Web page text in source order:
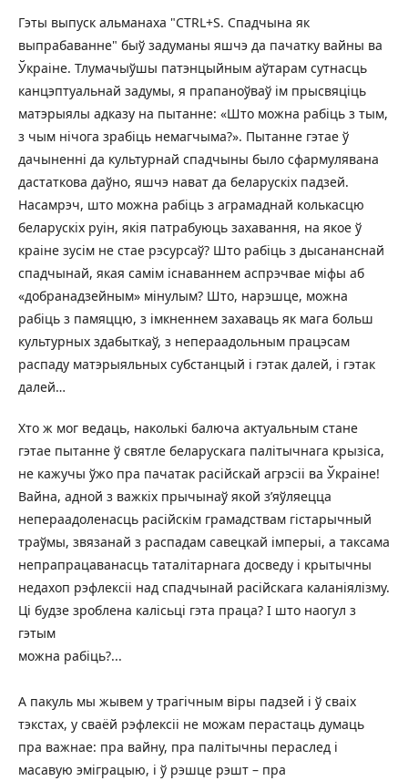
Гэты выпуск альманаха "CTRL+S. Спадчына як
выпрабаванне" быў задуманы яшчэ да пачатку вайны ва
Ўкраіне. Тлумачыўшы патэнцыйным аўтарам сутнасць
канцэптуальнай задумы, я прапаноўваў ім прысвяцiць
матэрыялы адказу на пытанне: «Што можна рабіць з тым,
з чым нічога зрабіць немагчыма?». Пытанне гэтае ў
дачыненні да культурнай спадчыны было сфармулявана
дастаткова даўно, яшчэ нават да беларускіх падзей.
Насамрэч, што можна рабіць з аграмаднай колькасцю
беларускіх руін, якія патрабуюць захавання, на якое ў
краіне зусім не стае рэсурсаў? Што рабіць з дысананснай
спадчынай, якая самім існаваннем аспрэчвае міфы аб
«добранадзейным» мінулым? Што, нарэшце, можна
рабіць з памяццю, з імкненнем захаваць як мага больш
культурных здабыткаў, з непераадольным працэсам
распаду матэрыяльных субстанцый і гэтак далей, і гэтак
далей…
Хто ж мог ведаць, наколькі балюча актуальным стане
гэтае пытанне ў святле беларускага палітычнага крызіса,
не кажучы ўжо пра пачатак расійскай агрэсіі ва Ўкраіне!
Вайна, адной з важкіх прычынаў якой з’яўляецца
непераадоленасць расійскім грамадствам гістарычный
траўмы, звязанай з распадам савецкай імперыі, а таксама
непрапрацаванасць таталітарнага досведу і крытычны
недахоп рэфлексіі над спадчынай расійскага каланіялізму.
Ці будзе зроблена калісьці гэта праца? І што наогул з
гэтым
можна рабіць?...
А пакуль мы жывем у трагічным віры падзей і ў сваіх
тэкстах, у сваёй рэфлексіі не можам перастаць думаць
пра важнае: пра вайну, пра палітычны пераслед і
масавую эміграцыю, і ў рэшце рэшт – пра